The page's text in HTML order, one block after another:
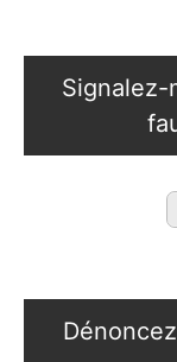
Signalez-